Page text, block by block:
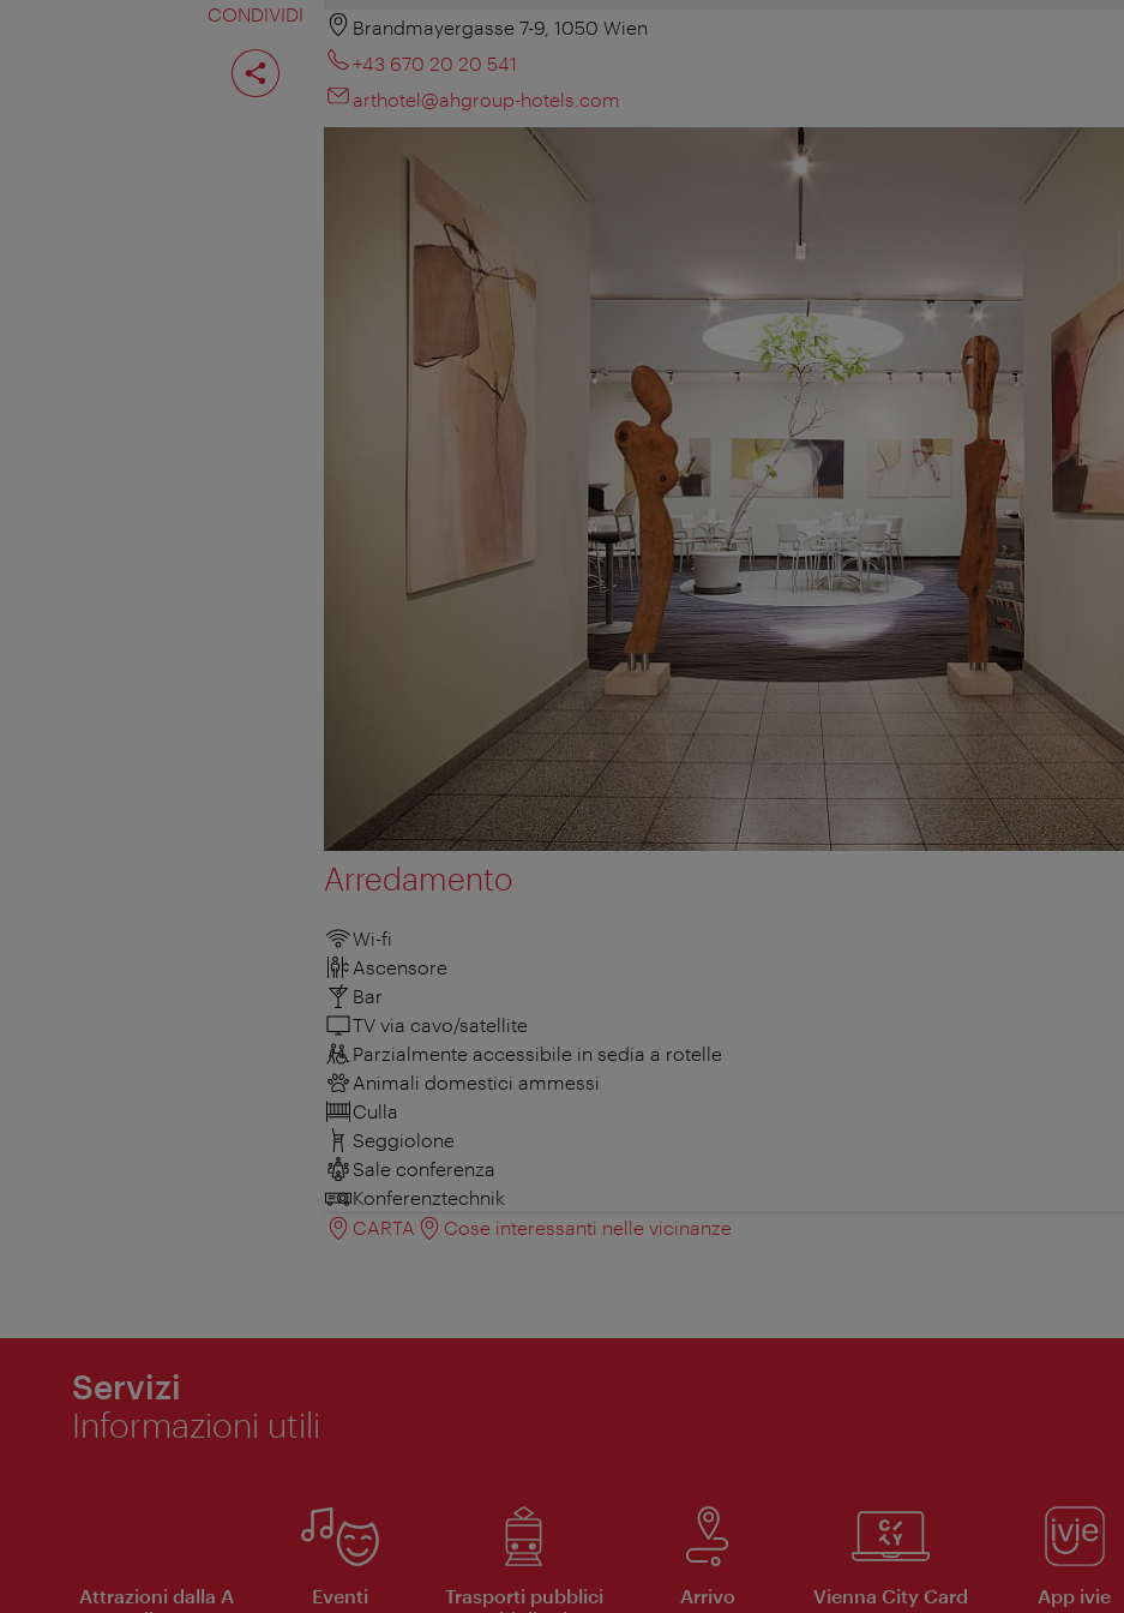
CONDIVIDI
Condividi
pagina
Brandmayergasse 7-9, 1050 Wien
+43 670 20 20 541
arthotel@ahgroup-hotels.com
Arredamento
Wi-fi
Ascensore
Bar
TV via cavo/satellite
Parzialmente accessibile in sedia a rotelle
Animali domestici ammessi
Culla
Seggiolone
Sale conferenza
Konferenztechnik
CARTA
Cose interessanti nelle vicinanze
Servizi
Informazioni utili
Attrazioni dalla A
Eventi
Trasporti pubblici
Arrivo Vienna City Card App ivie